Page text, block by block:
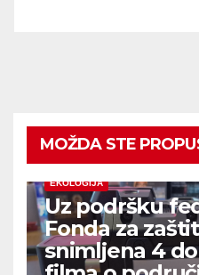
MOŽDA STE
EKOLOGIJA
Uz podršku
Fonda za
snimljena 4